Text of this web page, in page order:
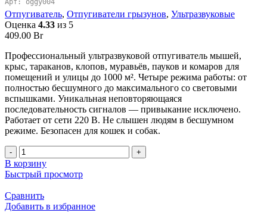
Отпугиватель, Отпугиватели грызунов, Ультразвуковые
Оценка 4.33 из 5
409.00 Br
Профессиональный ультразвуковой отпугиватель мышей,
крыс, тараканов, клопов, муравьёв, пауков и комаров для
помещений и улицы до 1000 м². Четыре режима работы: от
полностью бесшумного до максимального со световыми
вспышками. Уникальная неповторяющаяся
последовательность сигналов — привыкание исключено.
Работает от сети 220 В. Не слышен людям в бесшумном
режиме. Безопасен для кошек и собак.
Количество
товара
Ультразвуковой
отпугиватель
мышей
и
В корзину
Быстрый просмотр
Сравнить
Добавить в избранное